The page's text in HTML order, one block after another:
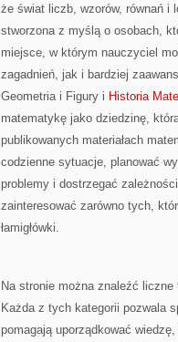
że świat liczb, wzorów, równań i
stworzona z myślą o osobach,
miejsce, w którym nauczyciel
zagadnień, jak i bardziej
Geometria i Figury i Historia
matematykę jako dziedzinę,
publikowanych materiałach
codzienne sytuacje, planować
problemy i dostrzegać
zainteresować zarówno tych,
łamigłówki.
Na stronie można znaleźć
Każda z tych kategorii pozwala
pomagają uporządkować